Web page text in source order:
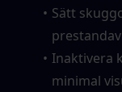
Sätt
Inaktivera
minimal